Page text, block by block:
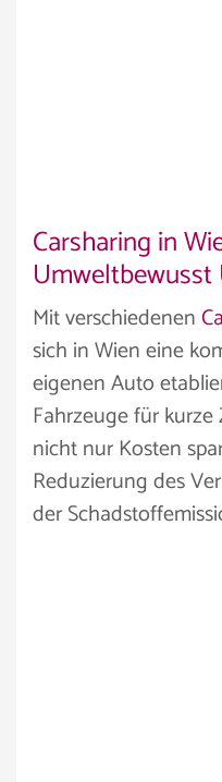
Carsharing in
Mit verschiedenen
sich in Wien eine
eigenen Auto
Fahrzeuge für
nicht nur Kosten
Reduzierung des
der